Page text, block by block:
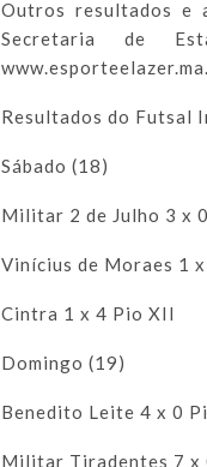
Outros resultados e
Secretaria de
Resultados do Futsal
Sábado (18)
Militar 2 de Julho 3 x
Vinícius de Moraes 1
Cintra 1 x 4 Pio XII
Domingo (19)
Benedito Leite 4 x 0
Militar Tiradentes 7 x